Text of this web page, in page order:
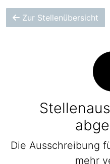
Zur Stellenübersicht
Die Ausschreibung
mehr